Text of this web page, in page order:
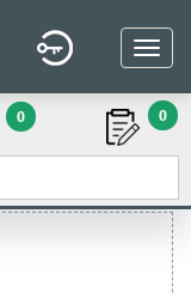
0 0
Для
→Брелок